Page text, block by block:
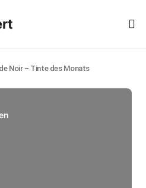
Noir – Tinte des Monats